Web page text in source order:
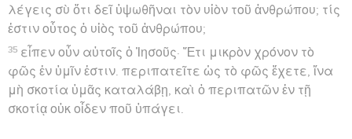
λέγεις σὺ ὅτι δεῖ ὑψωθῆναι τὸν υἱὸν τοῦ ἀνθρώπου; τίς
ἐστιν οὗτος ὁ υἱὸς τοῦ ἀνθρώπου;
35 εἶπεν οὖν αὐτοῖς ὁ Ἰησοῦς· Ἔτι μικρὸν χρόνον τὸ
φῶς ἐν ὑμῖν ἐστιν. περιπατεῖτε ὡς τὸ φῶς ἔχετε, ἵνα
μὴ σκοτία ὑμᾶς καταλάβῃ, καὶ ὁ περιπατῶν ἐν τῇ
σκοτίᾳ οὐκ οἶδεν ποῦ ὑπάγει.